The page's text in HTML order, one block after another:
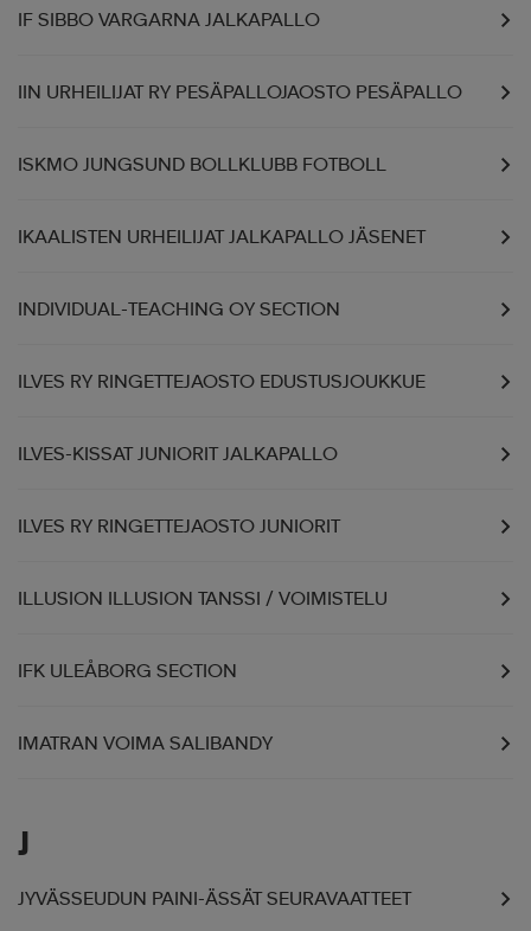
IF SIBBO VARGARNA JALKAPALLO
IIN URHEILIJAT RY PESÄPALLOJAOSTO PESÄPALLO
ISKMO JUNGSUND BOLLKLUBB FOTBOLL
IKAALISTEN URHEILIJAT JALKAPALLO JÄSENET
INDIVIDUAL-TEACHING OY SECTION
ILVES RY RINGETTEJAOSTO EDUSTUSJOUKKUE
ILVES-KISSAT JUNIORIT JALKAPALLO
ILVES RY RINGETTEJAOSTO JUNIORIT
ILLUSION ILLUSION TANSSI / VOIMISTELU
IFK ULEÅBORG SECTION
IMATRAN VOIMA SALIBANDY
J
JYVÄSSEUDUN PAINI-ÄSSÄT SEURAVAATTEET